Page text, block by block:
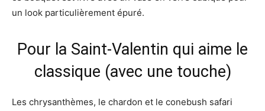
un look particulièrement épuré.
Pour la Saint-Valentin qui aime le
classique (avec une touche)
Les chrysanthèmes, le chardon et le conebush safari